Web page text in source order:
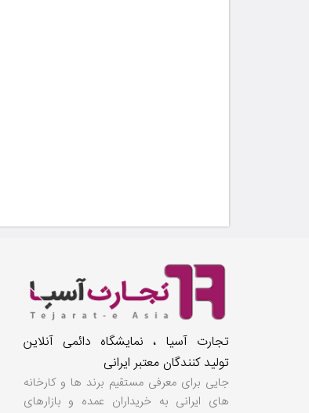
تجارت آسیا ، نمایشگاه دائمی آنلاین
تولید کنندگان معتبر ایرانی
جایی برای معرفی مستقیم برند ها و کارخانه
های ایرانی به خریداران عمده و بازارهای